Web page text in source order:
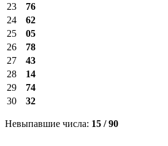
23
76
24
62
25
05
26
78
27
43
28
14
29
74
30
32
Невыпавшие числа: 15 / 90